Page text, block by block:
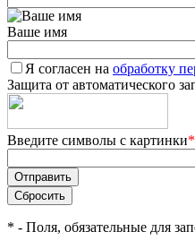
Ваше имя
Я согласен на обработку
Защита от автоматического
Введите символы с картинки*
* - Поля, обязательные для